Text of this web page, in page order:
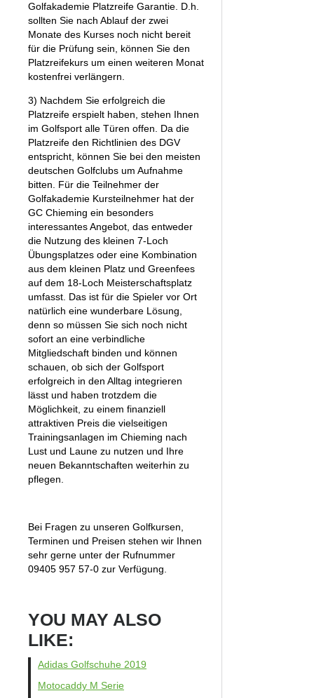
Golfakademie Platzreife Garantie. D.h.
sollten Sie nach Ablauf der zwei
Monate des Kurses noch nicht bereit
für die Prüfung sein, können Sie den
Platzreifekurs um einen weiteren Monat
kostenfrei verlängern.
3) Nachdem Sie erfolgreich die
Platzreife erspielt haben, stehen Ihnen
im Golfsport alle Türen offen. Da die
Platzreife den Richtlinien des DGV
entspricht, können Sie bei den meisten
deutschen Golfclubs um Aufnahme
bitten. Für die Teilnehmer der
Golfakademie Kursteilnehmer hat der
GC Chieming ein besonders
interessantes Angebot, das entweder
die Nutzung des kleinen 7-Loch
Übungsplatzes oder eine Kombination
aus dem kleinen Platz und Greenfees
auf dem 18-Loch Meisterschaftsplatz
umfasst. Das ist für die Spieler vor Ort
natürlich eine wunderbare Lösung,
denn so müssen Sie sich noch nicht
sofort an eine verbindliche
Mitgliedschaft binden und können
schauen, ob sich der Golfsport
erfolgreich in den Alltag integrieren
lässt und haben trotzdem die
Möglichkeit, zu einem finanziell
attraktiven Preis die vielseitigen
Trainingsanlagen im Chieming nach
Lust und Laune zu nutzen und Ihre
neuen Bekanntschaften weiterhin zu
pflegen.
Bei Fragen zu unseren Golfkursen,
Terminen und Preisen stehen wir Ihnen
sehr gerne unter der Rufnummer
09405 957 57-0 zur Verfügung.
YOU MAY ALSO
LIKE:
Adidas Golfschuhe 2019
Motocaddy M Serie